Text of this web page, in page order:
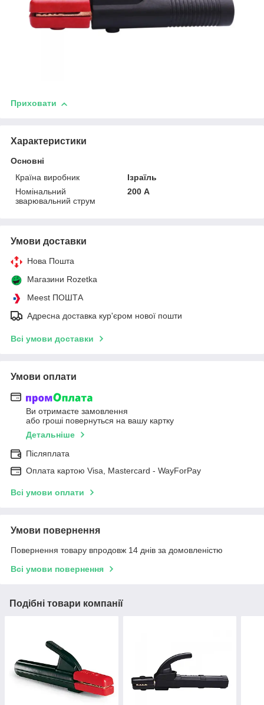
Приховати
Характеристики
Основні
Країна виробник
Ізраїль
Номінальний
зварювальний струм
200 А
Умови доставки
Нова Пошта
Магазини Rozetka
Meest ПОШТА
Адресна доставка кур'єром нової пошти
Всі умови доставки
Умови оплати
Ви отримаєте замовлення
або гроші повернуться на вашу картку
Детальніше
Післяплата
Оплата картою Visa, Mastercard - WayForPay
Всі умови оплати
Умови повернення
Повернення товару впродовж 14 днів за домовленістю
Всі умови повернення
Подібні товари компанії